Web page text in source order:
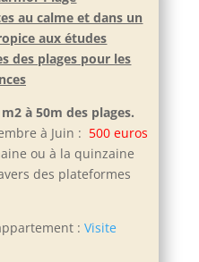
au calme et dans un
aux études
des plages pour les
à 50m des plages.
à Juin : 500 euros
ou à la quinzaine
des plateformes
: Visite